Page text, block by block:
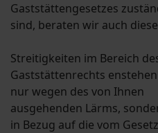
Gaststättengesetzes
sind, beraten wir auch
Streitigkeiten im Bereich
Gaststättenrechts
nur wegen des von Ihnen
ausgehenden Lärms,
in Bezug auf die vom Gesetz